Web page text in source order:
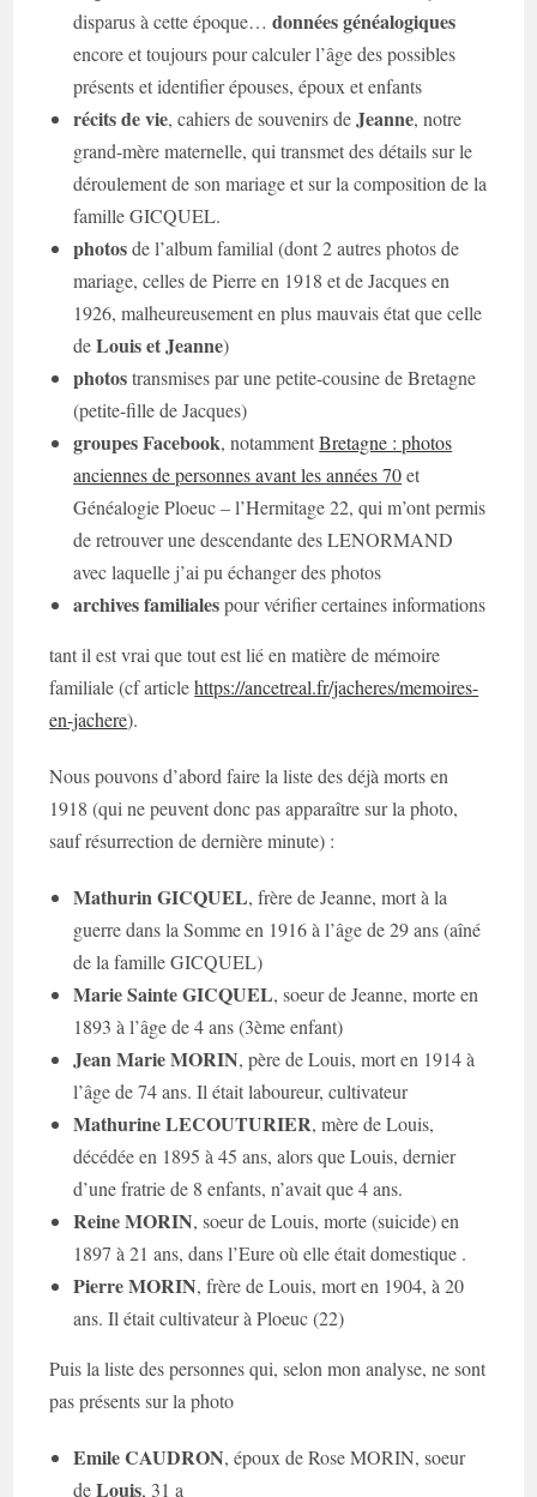
disparus à cette époque…données généalogiques
encore et toujours pour calculer l’âge des possibles
présents et identifier épouses, époux et enfants
récits de vie, cahiers de souvenirs deJeanne, notre
grand-mère maternelle, qui transmet des détails sur le
déroulement de son mariage et sur la composition de la
famille GICQUEL.
photosde l’album familial (dont 2 autres photos de
mariage, celles de Pierre en 1918 et de Jacques en
1926, malheureusement en plus mauvais état que celle
deLouis et Jeanne)
photostransmises par une petite-cousine de Bretagne
(petite-fille de Jacques)
groupes Facebook, notammentBretagne : photos
anciennes de personnes avant les années 70et
Généalogie Ploeuc – l’Hermitage 22, qui m’ont permis
de retrouver une descendante des LENORMAND
avec laquelle j’ai pu échanger des photos
archives familialespour vérifier certaines informations
tant il est vrai que tout est lié en matière de mémoire
familiale (cf articlehttps://ancetreal.fr/jacheres/memoires-
en-jachere).
Nous pouvons d’abord faire la liste des déjà morts en
1918 (qui ne peuvent donc pas apparaître sur la photo,
sauf résurrection de dernière minute) :
Mathurin GICQUEL, frère de Jeanne, mort à la
guerre dans la Somme en 1916 à l’âge de 29 ans (aîné
de la famille GICQUEL)
Marie Sainte GICQUEL, soeur de Jeanne, morte en
1893 à l’âge de 4 ans (3ème enfant)
Jean Marie MORIN, père de Louis, mort en 1914 à
l’âge de 74 ans. Il était laboureur, cultivateur
Mathurine LECOUTURIER, mère de Louis,
décédée en 1895 à 45 ans, alors que Louis, dernier
d’une fratrie de 8 enfants, n’avait que 4 ans.
Reine MORIN, soeur de Louis, morte (suicide) en
1897 à 21 ans, dans l’Eure où elle était domestique .
Pierre MORIN, frère de Louis, mort en 1904, à 20
ans. Il était cultivateur à Ploeuc (22)
Puis la liste des personnes qui, selon mon analyse, ne sont
pas présents sur la photo
Emile CAUDRON, époux de Rose MORIN, soeur
deLouis, 31 a